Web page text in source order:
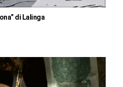
di Lalinga